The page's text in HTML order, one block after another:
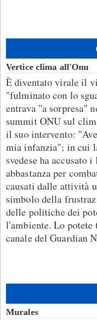
Vertice clima all'Onu
È diventato virale il
"fulminato con lo
entrava "a sorpresa"
summit ONU sul
il suo intervento:
mia infanzia"; in cui
svedese ha accusato
abbastanza per
causati dalle attività
simbolo della
delle politiche dei
l'ambiente. Lo potete
canale del Guardian
Murales